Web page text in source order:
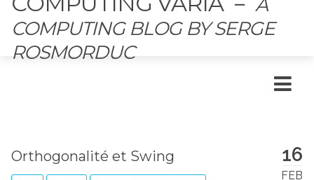
COMPUTING BLOG BY SERGE
ROSMORDUC
16
FEB
Orthogonalité et Swing